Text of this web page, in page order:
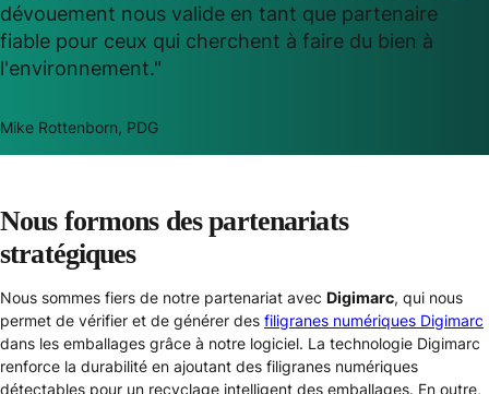
dévouement nous valide en tant que partenaire
fiable pour ceux qui cherchent à faire du bien à
l'environnement."
Mike Rottenborn, PDG
Nous formons des partenariats
stratégiques
Nous sommes fiers de notre partenariat avec Digimarc, qui nous
permet de vérifier et de générer des filigranes numériques Digimarc
dans les emballages grâce à notre logiciel. La technologie Digimarc
renforce la durabilité en ajoutant des filigranes numériques
détectables pour un recyclage intelligent des emballages. En outre,